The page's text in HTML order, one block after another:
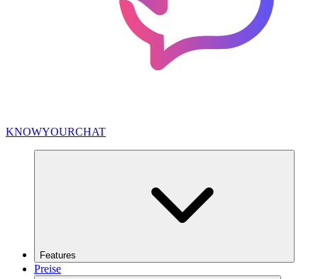
KNOWYOURCHAT
Features
Preise